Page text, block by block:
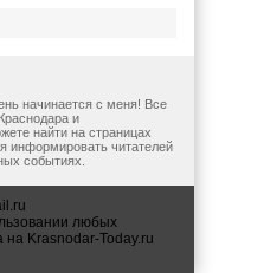
начинается с меня! Все
и
найти на страницах
информировать читателей
событиях.
любых
на Krasnodar-Today.ru